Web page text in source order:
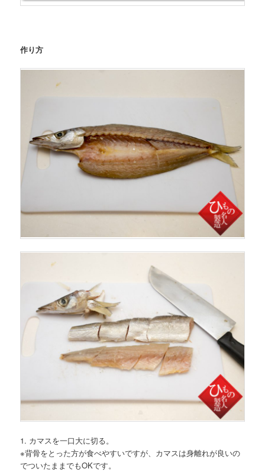
作り方
1. カマスを一口大に切る。
※背骨をとった方が食べやすいですが、カマスは身離れが良いの
でついたままでもOKです。